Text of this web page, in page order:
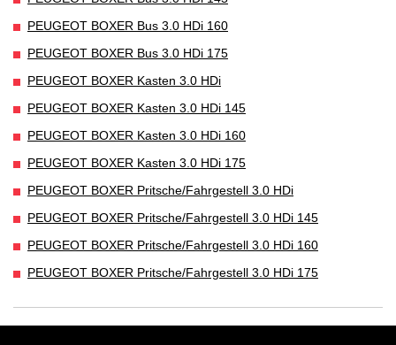
PEUGEOT BOXER Bus 3.0 HDi 160
PEUGEOT BOXER Bus 3.0 HDi 175
PEUGEOT BOXER Kasten 3.0 HDi
PEUGEOT BOXER Kasten 3.0 HDi 145
PEUGEOT BOXER Kasten 3.0 HDi 160
PEUGEOT BOXER Kasten 3.0 HDi 175
PEUGEOT BOXER Pritsche/Fahrgestell 3.0 HDi
PEUGEOT BOXER Pritsche/Fahrgestell 3.0 HDi 145
PEUGEOT BOXER Pritsche/Fahrgestell 3.0 HDi 160
PEUGEOT BOXER Pritsche/Fahrgestell 3.0 HDi 175